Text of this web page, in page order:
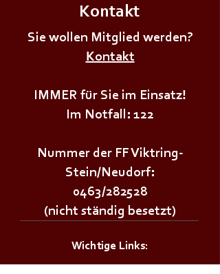
+++𝗦𝗜𝗥𝗘𝗡𝗘𝗡𝗔𝗟𝗔𝗥𝗠+++
Kontakt
Sie wollen Mitglied werden?
Kontakt
IMMER für Sie im Einsatz!
Im Notfall: 122
Nummer der FF Viktring-
Stein/Neudorf:
0463/282528
(nicht ständig besetzt)
Wichtige Links: